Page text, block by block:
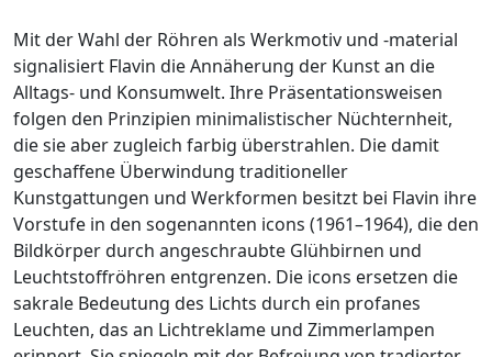
Mit der Wahl der Röhren als Werkmotiv und -material
signalisiert Flavin die Annäherung der Kunst an die
Alltags- und Konsumwelt. Ihre Präsentationsweisen
folgen den Prinzipien minimalistischer Nüchternheit,
die sie aber zugleich farbig überstrahlen. Die damit
geschaffene Überwindung traditioneller
Kunstgattungen und Werkformen besitzt bei Flavin ihre
Vorstufe in den sogenannten icons (1961–1964), die den
Bildkörper durch angeschraubte Glühbirnen und
Leuchtstoffröhren entgrenzen. Die icons ersetzen die
sakrale Bedeutung des Lichts durch ein profanes
Leuchten, das an Lichtreklame und Zimmerlampen